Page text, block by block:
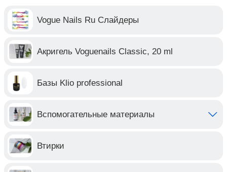
Vogue Nails Ru Слайдеры
Акригель Voguenails Classic, 20 ml
Базы Klio professional
Вспомогательные материалы
Втирки